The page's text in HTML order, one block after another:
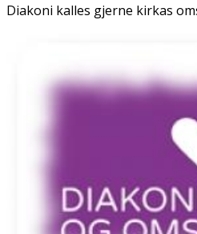
Diakoni kalles gjerne kirkas